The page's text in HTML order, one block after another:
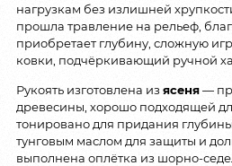
нагрузкам без излишней
прошла травление на рельеф,
приобретает глубину, сложную
ковки, подчёркивающий ручной
Рукоять изготовлена из ясеня—
древесины, хорошо подходящей
тонировано для придания
тунговым маслом для защиты и
выполнена оплётка из шорно-